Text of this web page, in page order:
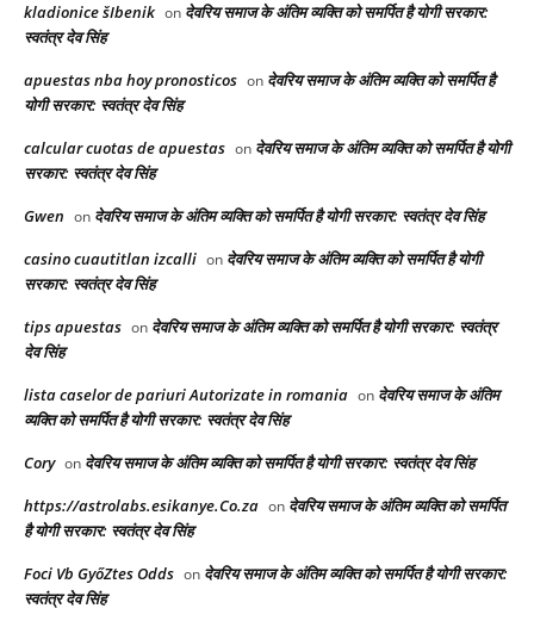
kladionice šIbenik on देवरिय समाज के अंतिम व्यक्ति को समर्पित है योगी सरकार:
स्वतंत्र देव सिंह
apuestas nba hoy pronosticos on देवरिय समाज के अंतिम व्यक्ति को समर्पित है
योगी सरकार: स्वतंत्र देव सिंह
calcular cuotas de apuestas on देवरिय समाज के अंतिम व्यक्ति को समर्पित है योगी
सरकार: स्वतंत्र देव सिंह
Gwen on देवरिय समाज के अंतिम व्यक्ति को समर्पित है योगी सरकार: स्वतंत्र देव सिंह
casino cuautitlan izcalli on देवरिय समाज के अंतिम व्यक्ति को समर्पित है योगी
सरकार: स्वतंत्र देव सिंह
tips apuestas on देवरिय समाज के अंतिम व्यक्ति को समर्पित है योगी सरकार: स्वतंत्र
देव सिंह
lista caselor de pariuri Autorizate in romania on देवरिय समाज के अंतिम
व्यक्ति को समर्पित है योगी सरकार: स्वतंत्र देव सिंह
Cory on देवरिय समाज के अंतिम व्यक्ति को समर्पित है योगी सरकार: स्वतंत्र देव सिंह
https://astrolabs.esikanye.Co.za on देवरिय समाज के अंतिम व्यक्ति को समर्पित
है योगी सरकार: स्वतंत्र देव सिंह
Foci Vb GyőZtes Odds on देवरिय समाज के अंतिम व्यक्ति को समर्पित है योगी सरकार:
स्वतंत्र देव सिंह